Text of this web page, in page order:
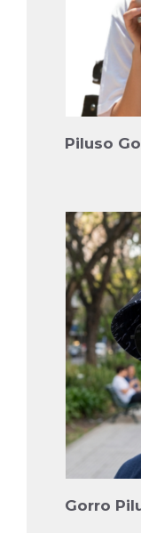
Piluso
Gorro